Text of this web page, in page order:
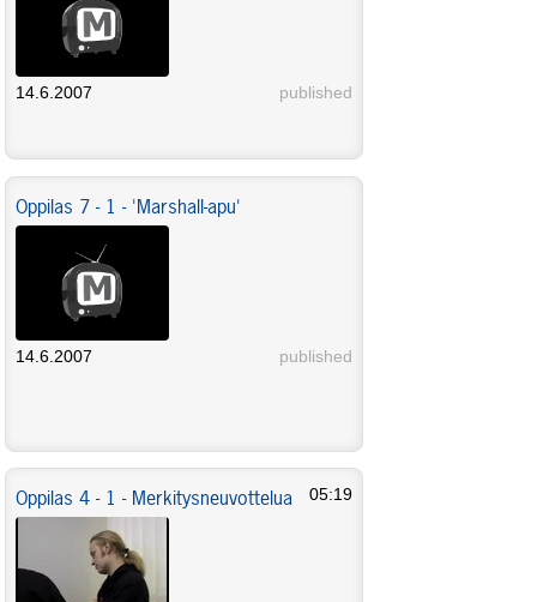
published
14.6.2007
Oppilas 7 - 1 - 'Marshall-apu'
published
14.6.2007
Oppilas 4 - 1 - Merkitysneuvottelua 05:19